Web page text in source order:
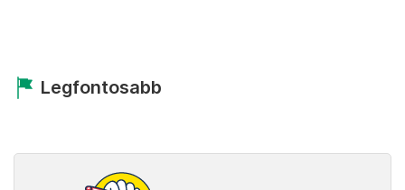
Legfontosabb